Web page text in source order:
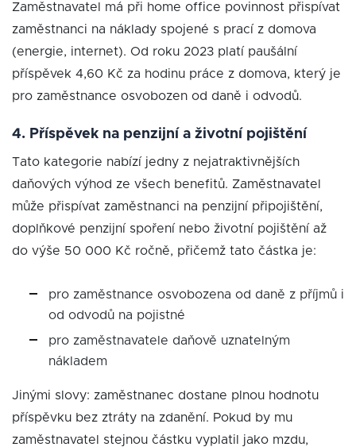
Zaměstnavatel má při home office povinnost přispívat
zaměstnanci na náklady spojené s prací z domova
(energie, internet). Od roku 2023 platí paušální
příspěvek 4,60 Kč za hodinu práce z domova, který je
pro zaměstnance osvobozen od daně i odvodů.
4. Příspěvek na penzijní a životní pojištění
Tato kategorie nabízí jedny z nejatraktivnějších
daňových výhod ze všech benefitů. Zaměstnavatel
může přispívat zaměstnanci na penzijní připojištění,
doplňkové penzijní spoření nebo životní pojištění až
do výše 50 000 Kč ročně, přičemž tato částka je:
pro zaměstnance osvobozena od daně z příjmů i
od odvodů na pojistné
pro zaměstnavatele daňově uznatelným
nákladem
Jinými slovy: zaměstnanec dostane plnou hodnotu
příspěvku bez ztráty na zdanění. Pokud by mu
zaměstnavatel stejnou částku vyplatil jako mzdu,